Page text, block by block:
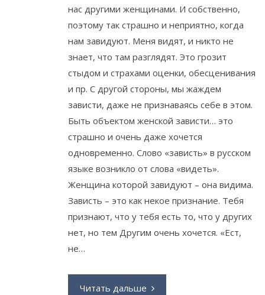
нас другими женщинами. И собственно,
поэтому так страшно и неприятно, когда
нам завидуют. Меня видят, и никто не
знает, что там разглядят. Это грозит
стыдом и страхами оценки, обесценивания
и пр. С другой стороны, мы жаждем
зависти, даже не признаваясь себе в этом.
Быть объектом женской зависти… это
страшно и очень даже хочется
одновременно. Слово «зависть» в русском
языке возникло от слова «видеть».
Женщина которой завидуют – она видима.
Зависть – это как некое признание. Тебя
признают, что у тебя есть то, что у других
нет, но тем Другим очень хочется. «Ест,
не…
Читать дальше